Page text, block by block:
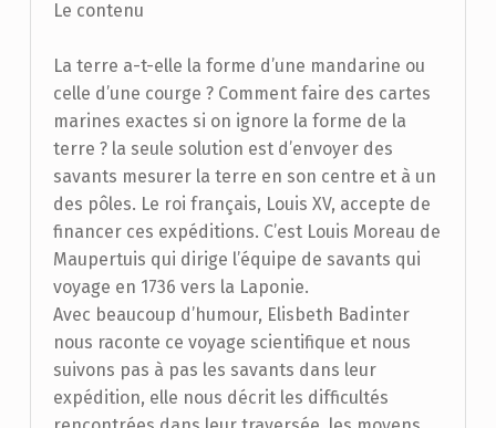
Le contenu
La terre a-t-elle la forme d’une mandarine ou
celle d’une courge ? Comment faire des cartes
marines exactes si on ignore la forme de la
terre ? la seule solution est d’envoyer des
savants mesurer la terre en son centre et à un
des pôles. Le roi français, Louis XV, accepte de
financer ces expéditions. C’est Louis Moreau de
Maupertuis qui dirige l’équipe de savants qui
voyage en 1736 vers la Laponie.
Avec beaucoup d’humour, Elisbeth Badinter
nous raconte ce voyage scientifique et nous
suivons pas à pas les savants dans leur
expédition, elle nous décrit les difficultés